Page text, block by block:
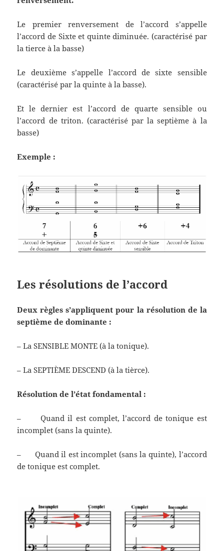
Le premier renversement de l’accord s’appelle
l’accord de Sixte et quinte diminuée. (caractérisé par
la tierce à la basse)
Le deuxième s’appelle l’accord de sixte sensible
(caractérisé par la quinte à la basse).
Et le dernier est l’accord de quarte sensible ou
l’accord de triton. (caractérisé par la septième à la
basse)
Exemple :
Les résolutions de l’accord
Deux règles s’appliquent pour la résolution de la
septième de dominante :
– La SENSIBLE MONTE (à la tonique).
– La SEPTIÈME DESCEND (à la tièrce).
Résolution de l’état fondamental :
– Quand il est complet, l’accord de tonique est
incomplet (sans la quinte).
– Quand il est incomplet (sans la quinte), l’accord
de tonique est complet.